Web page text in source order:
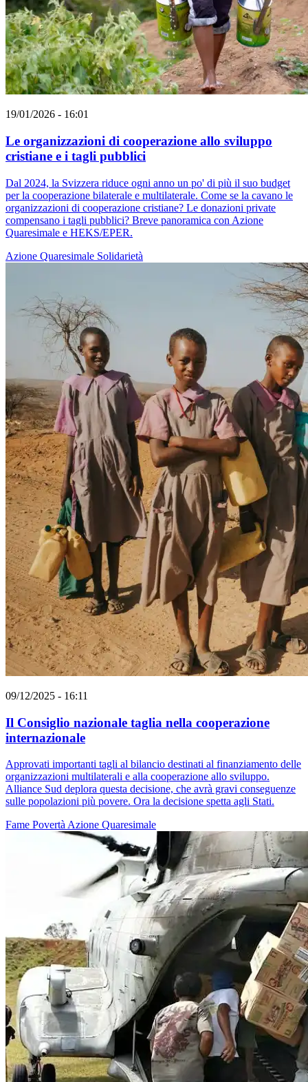
19/01/2026 - 16:01
Le organizzazioni di cooperazione allo sviluppo
cristiane e i tagli pubblici
Dal 2024, la Svizzera riduce ogni anno un po' di più il suo budget
per la cooperazione bilaterale e multilaterale. Come se la cavano le
organizzazioni di cooperazione cristiane? Le donazioni private
compensano i tagli pubblici? Breve panoramica con Azione
Quaresimale e HEKS/EPER.
Azione Quaresimale Solidarietà
09/12/2025 - 16:11
Il Consiglio nazionale taglia nella cooperazione
internazionale
Approvati importanti tagli al bilancio destinati al finanziamento delle
organizzazioni multilaterali e alla cooperazione allo sviluppo.
Alliance Sud deplora questa decisione, che avrà gravi conseguenze
sulle popolazioni più povere. Ora la decisione spetta agli Stati.
Fame Povertà Azione Quaresimale